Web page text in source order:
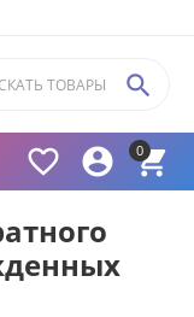
0



